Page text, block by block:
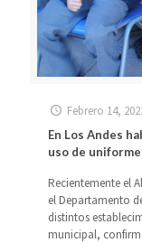
Febrero 14,
En Los Andes
uso de uniforme
Recientemente el
el Departamento
distintos
municipal,